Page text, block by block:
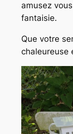
amusez
fantaisie.
Que votre
chaleureuse